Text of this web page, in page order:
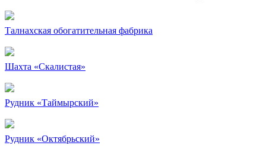
Талнахская обогатительная фабрика
Шахта «Скалистая»
Рудник «Таймырский»
Рудник «Октябрьский»